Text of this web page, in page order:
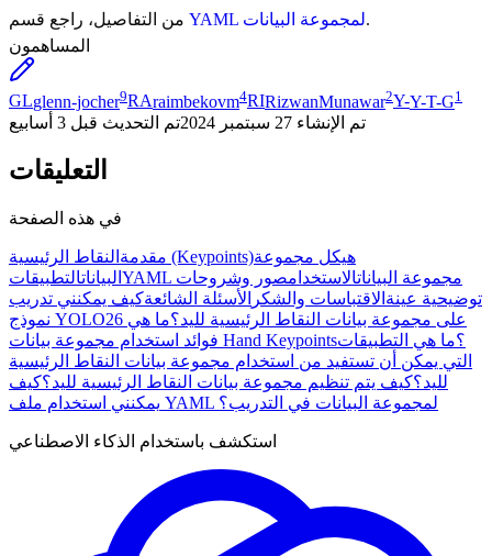
YAML لمجموعة البيانات.
المساهمون
GLglenn-jocher9RAraimbekovm4RIRizwanMunawar2Y-Y-T-G1
تم الإنشاء 27 سبتمبر 2024 تم التحديث قبل 3 أسابيع
التعليقات
في هذه الصفحة
مقدمة النقاط الرئيسية (Keypoints)هيكل مجموعة
البياناتالتطبيقات YAML مجموعة البياناتالاستخدامصور وشروحات
توضيحية عينة الاقتباسات والشكر الأسئلة الشائعةكيف يمكنني تدريب
نموذج YOLO26 على مجموعة بيانات النقاط الرئيسية لليد؟ما هي
فوائد استخدام مجموعة بيانات Hand Keypoints؟ما هي التطبيقات
التي يمكن أن تستفيد من استخدام مجموعة بيانات النقاط الرئيسية
لليد؟كيف يتم تنظيم مجموعة بيانات النقاط الرئيسية لليد؟كيف
يمكنني استخدام ملف YAML لمجموعة البيانات في التدريب؟
استكشف باستخدام الذكاء الاصطناعي